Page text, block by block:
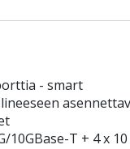
- smart
10GBase-T + 4 x